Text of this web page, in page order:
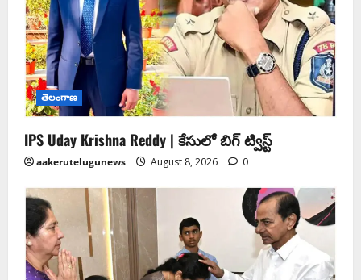
తెలంగాణ
IPS Uday Krishna Reddy | కేసులో బిగ్ ట్విస్ట్
aakerutelugunews August 8, 2026 0